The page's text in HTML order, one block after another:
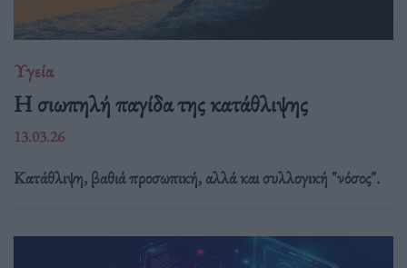
Υγεία
Η σιωπηλή παγίδα της κατάθλιψης
13.03.26
Κατάθλιψη, βαθιά προσωπική, αλλά και συλλογική "νόσος".